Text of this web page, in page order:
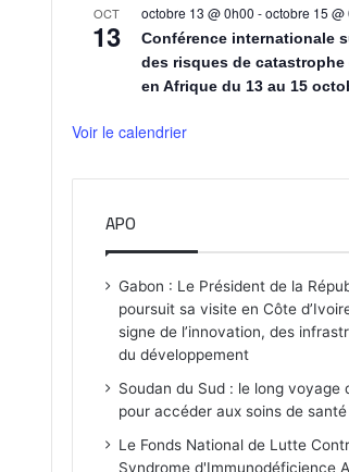
OCT
13
octobre 13 @ 0h00 -octobre 15 @
Conférence internationale
des risques de
en Afrique du 13 au 15
Voir le calendrier
APO
Gabon : Le Président de la
poursuit sa visite en Côte
signe de l’innovation, des
du développement
Soudan du Sud : le long voyage
pour accéder aux soins de santé
Le Fonds National de Lutte
Syndrome d'Immunodéficience